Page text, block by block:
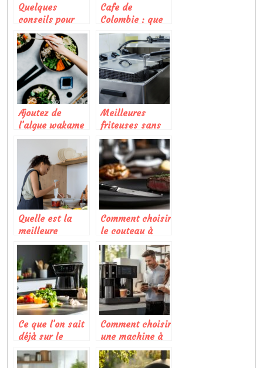
Quelques
conseils pour
reussir le choix
d’un couteau de
cuisine
Cafe de
Colombie : que
faut-il savoir
sur ce produit ?
Ajoutez de
l’algue wakame
pour vos
recettes !
Meilleures
friteuses sans
huile : le guide
pour faire le bon
choix
Quelle est la
meilleure
alternative au
Thermomix ?
Comment choisir
le couteau à
steak idéal pour
votre table
Ce que l’on sait
déjà sur le
Thermomix TM7
et ses
Comment choisir
une machine à
café
professionnelle